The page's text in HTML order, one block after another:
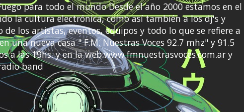
para todo el mundo Desde el año 2000 estamos en el
la cultura electrónica, como así también a los dj's y
los artistas, eventos, equipos y todo lo que se refiere a
una nueva casa " F.M. Nuestras Voces 92.7 mhz" y 91.5
a las 19hs. y en la web:www.fmnuestrasvoces.com.ar y
band